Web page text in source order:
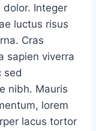
dolor. Integer
luctus risus
Cras
sapien viverra
sed
nibh. Mauris
lorem
lacus tortor